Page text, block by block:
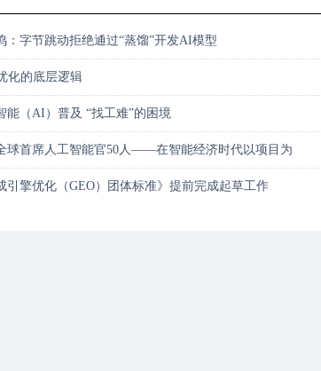
：字节跳动拒绝通过“蒸馏”开发AI模型
化的底层逻辑
能（AI）普及 “找工难”的困境
球首席人工智能官50人——在智能经济时代以项目为
引擎优化（GEO）团体标准》提前完成起草工作